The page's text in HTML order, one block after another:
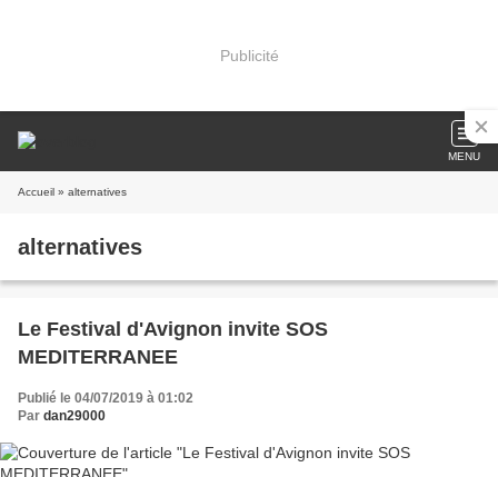
Publicité
MENU
Accueil » alternatives
alternatives
Le Festival d'Avignon invite SOS
MEDITERRANEE
Publié le 04/07/2019 à 01:02
Par dan29000